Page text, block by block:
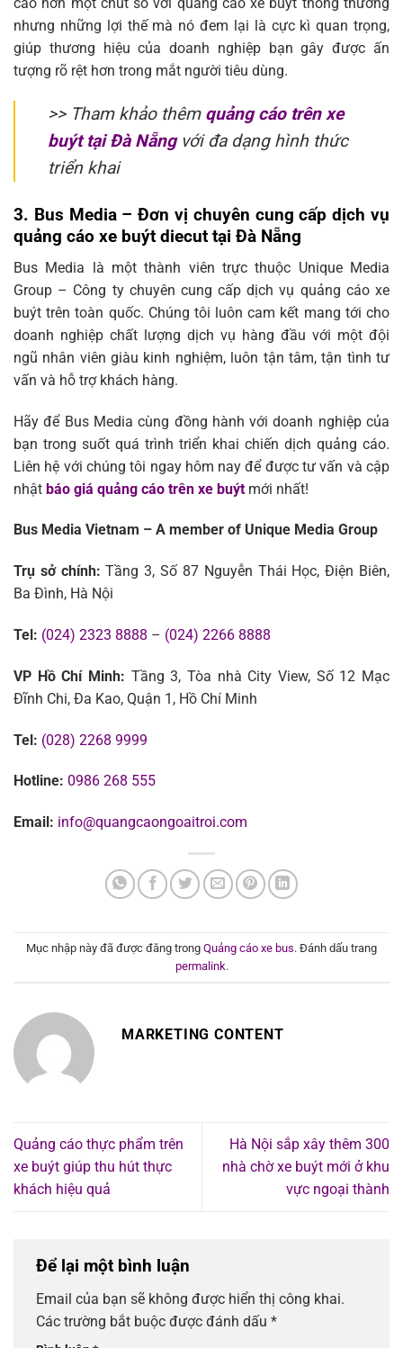
cao hơn một chút so với quảng cáo xe buýt thông thường
nhưng những lợi thế mà nó đem lại là cực kì quan trọng,
giúp thương hiệu của doanh nghiệp bạn gây được ấn
tượng rõ rệt hơn trong mắt người tiêu dùng.
>> Tham khảo thêm quảng cáo trên xe
buýt tại Đà Nẵngvới đa dạng hình thức
triển khai
3. Bus Media – Đơn vị chuyên cung cấp dịch vụ
quảng cáo xe buýt diecut tại Đà Nẵng
Bus Media là một thành viên trực thuộc Unique Media
Group – Công ty chuyên cung cấp dịch vụ quảng cáo xe
buýt trên toàn quốc. Chúng tôi luôn cam kết mang tới cho
doanh nghiệp chất lượng dịch vụ hàng đầu với một đội
ngũ nhân viên giàu kinh nghiệm, luôn tận tâm, tận tình tư
vấn và hỗ trợ khách hàng.
Hãy để Bus Media cùng đồng hành với doanh nghiệp của
bạn trong suốt quá trình triển khai chiến dịch quảng cáo.
Liên hệ với chúng tôi ngay hôm nay để được tư vấn và cập
nhật báo giá quảng cáo trên xe buýt mới nhất!
Bus Media Vietnam – A member of Unique Media Group
Trụ sở chính:Tầng 3, Số 87 Nguyễn Thái Học, Điện Biên,
Ba Đình, Hà Nội
Tel: (024) 2323 8888 – (024) 2266 8888
VP Hồ Chí Minh: Tầng 3, Tòa nhà City View, Số 12 Mạc
Đĩnh Chi, Đa Kao, Quận 1, Hồ Chí Minh
Tel: (028) 2268 9999
Hotline: 0986 268 555
Email: info@quangcaongoaitroi.com
Mục nhập này đã được đăng trong Quảng cáo xe bus. Đánh dấu trang
permalink.
MARKETING CONTENT
Quảng cáo thực phẩm trên
xe buýt giúp thu hút thực
khách hiệu quả
Hà Nội sắp xây thêm 300
nhà chờ xe buýt mới ở khu
vực ngoại thành
Để lại một bình luận
Email của bạn sẽ không được hiển thị công khai.
Các trường bắt buộc được đánh dấu *